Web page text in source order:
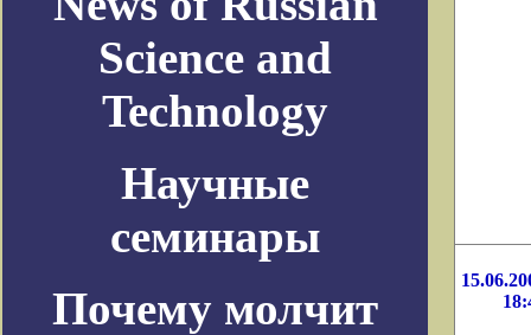
Science and
Technology
Научные
семинары
Почему молчит